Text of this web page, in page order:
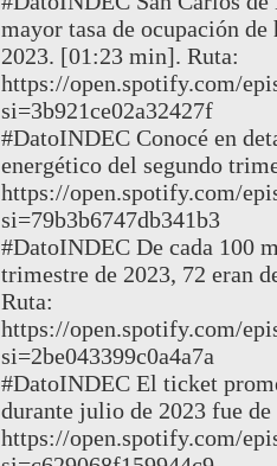
mayor tasa de ocupación
2023. [01:23 min]. Ruta:
https://open.spotify.com/
si=3b921ce02a32427f
#DatoINDEC Conocé en
energético del segundo
https://open.spotify.com/
si=79b3b6747db341b3
#DatoINDEC De cada 100
trimestre de 2023, 72 eran
Ruta:
https://open.spotify.com/
si=2be043399c0a4a7a
#DatoINDEC El ticket
durante julio de 2023 fue
https://open.spotify.com/